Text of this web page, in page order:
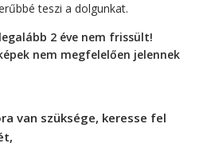
teszi a dolgunkat.
2 éve nem frissült!
nem megfelelően jelennek
van szüksége, keresse fel